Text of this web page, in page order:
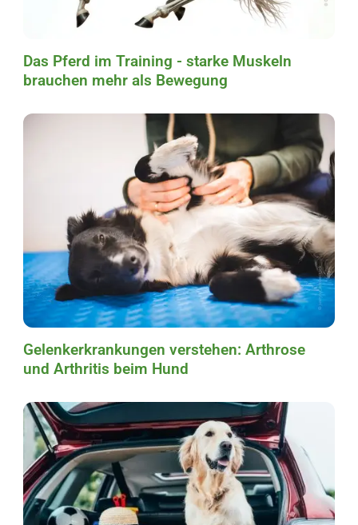
Das Pferd im Training - starke Muskeln
brauchen mehr als Bewegung
Gelenkerkrankungen verstehen: Arthrose
und Arthritis beim Hund